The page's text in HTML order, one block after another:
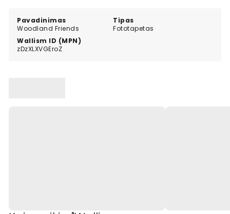
Pavadinimas
Woodland Friends
Tipas
Fototapetas
Wallism ID (MPN)
zDzXLXVGEroZ